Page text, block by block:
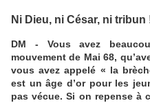
Ni Dieu, ni César, ni tribun
DM - Vous avez
mouvement de Mai 68,
vous avez appelé « la
est un âge d’or pour les
pas vécue. Si on repense à